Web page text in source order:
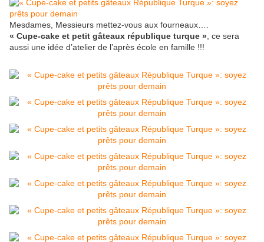
Mesdames, Messieurs mettez-vous aux fourneaux….
« Cupe-cake et petit gâteaux république turque » , ce sera
aussi une idée d’atelier de l’après école en famille !!!